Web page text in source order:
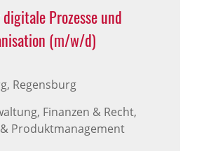
Prozesse und
(m/w/d)
Regensburg
Finanzen & Recht,
Produktmanagement